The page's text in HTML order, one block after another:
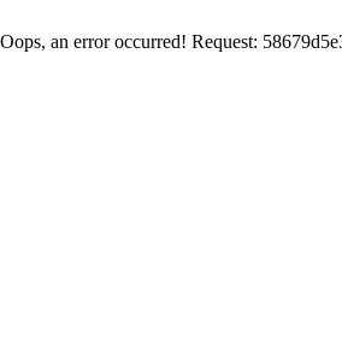
Oops, an error occurred! Request: